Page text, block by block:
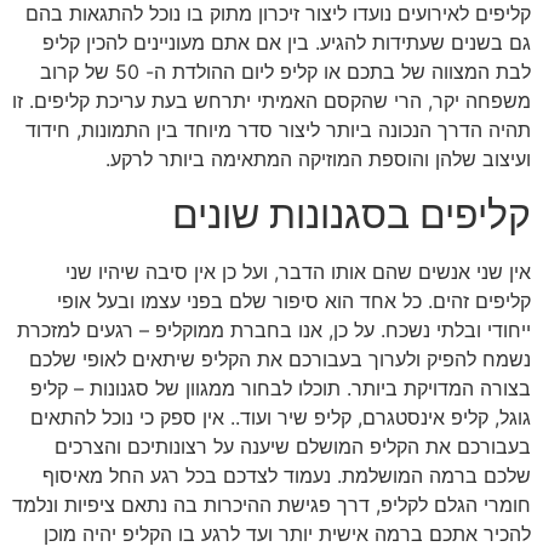
קליפים לאירועים נועדו ליצור זיכרון מתוק בו נוכל להתגאות בהם
גם בשנים שעתידות להגיע. בין אם אתם מעוניינים להכין קליפ
לבת המצווה של בתכם או קליפ ליום ההולדת ה- 50 של קרוב
משפחה יקר, הרי שהקסם האמיתי יתרחש בעת עריכת קליפים. זו
תהיה הדרך הנכונה ביותר ליצור סדר מיוחד בין התמונות, חידוד
ועיצוב שלהן והוספת המוזיקה המתאימה ביותר לרקע.
קליפים בסגנונות שונים
אין שני אנשים שהם אותו הדבר, ועל כן אין סיבה שיהיו שני
קליפים זהים. כל אחד הוא סיפור שלם בפני עצמו ובעל אופי
ייחודי ובלתי נשכח. על כן, אנו בחברת ממוקליפ – רגעים למזכרת
נשמח להפיק ולערוך בעבורכם את הקליפ שיתאים לאופי שלכם
בצורה המדויקת ביותר. תוכלו לבחור ממגוון של סגנונות – קליפ
גוגל, קליפ אינסטגרם, קליפ שיר ועוד.. אין ספק כי נוכל להתאים
בעבורכם את הקליפ המושלם שיענה על רצונותיכם והצרכים
שלכם ברמה המושלמת. נעמוד לצדכם בכל רגע החל מאיסוף
חומרי הגלם לקליפ, דרך פגישת ההיכרות בה נתאם ציפיות ונלמד
להכיר אתכם ברמה אישית יותר ועד לרגע בו הקליפ יהיה מוכן